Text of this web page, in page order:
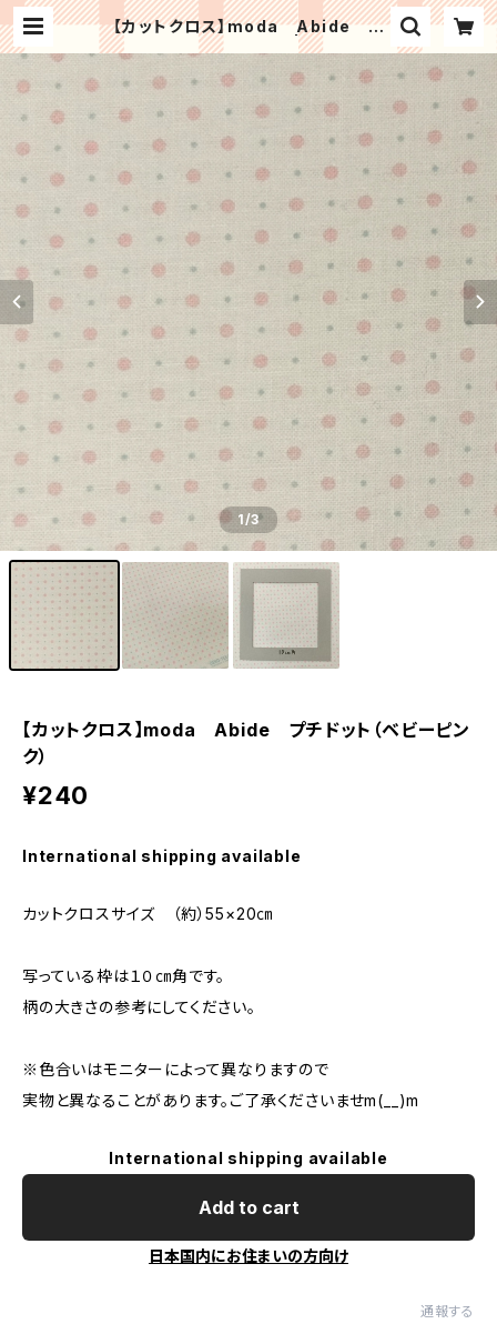
【カットクロス】moda Abide プ
チドット（ベビーピンク） | Patchwo
rk kit shop HinaPatch
1/3
【カットクロス】moda Abide プチドット（ベビーピン
ク）
¥240
International shipping available
カットクロスサイズ （約）55×20㎝
写っている枠は１０㎝角です。
柄の大きさの参考にしてください。
※色合いはモニターによって異なりますので
実物と異なることがあります。ご了承くださいませm(__)m
International shipping available
Add to cart
日本国内にお住まいの方向け
通報する